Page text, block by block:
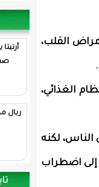
القلب،
الغذائي،
الناس، لكنه
إلى اضطراب
ريال